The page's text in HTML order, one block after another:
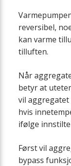
reversibel,
kan varme
tilluften.
Når
betyr at
vil
hvis
ifølge
Først vil
bypass